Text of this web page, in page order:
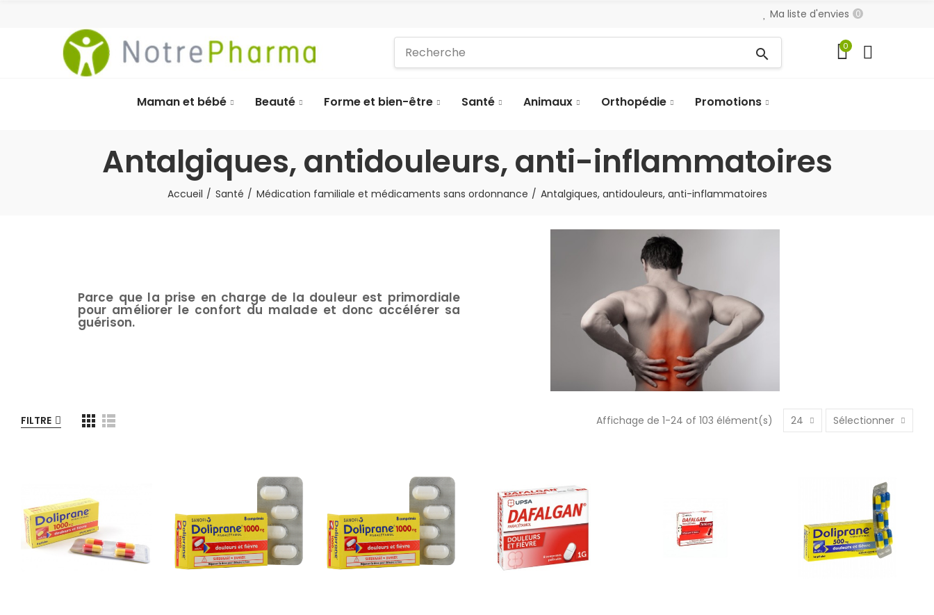
Ma liste d'envies 0
search 0
Maman et bébé Beauté Forme et bien-être Santé Animaux Orthopédie Promotions
Antalgiques, antidouleurs, anti-inflammatoires
Accueil Santé Médication familiale et médicaments sans ordonnance Antalgiques, antidouleurs, anti-inflammatoires
Parce que la prise en charge de la douleur est primordiale
pour améliorer le confort du malade et donc accélérer sa
guérison.
FILTRE Affichage de 1-24 of 103 élément(s) 24 Sélectionner